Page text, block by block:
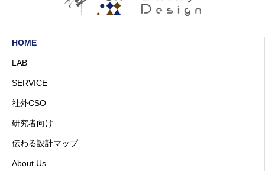
HOME
LAB
SERVICE
社外CSO
研究者向け
伝わる設計マップ
About Us